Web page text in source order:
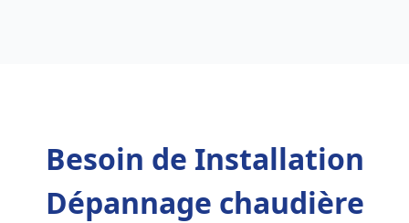
Besoin de Installation
Dépannage chaudière